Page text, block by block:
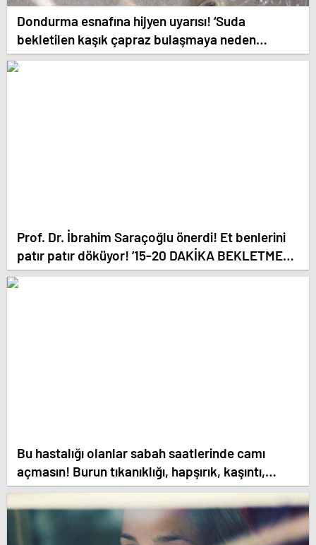
Dondurma esnafına hijyen uyarısı! ‘Suda
bekletilen kaşık çapraz bulaşmaya neden
olabilir’
Prof. Dr. İbrahim Saraçoğlu önerdi! Et benlerini
patır patır döküyor! ’15-20 DAKİKA BEKLETMEK
YETİYOR!’
Bu hastalığı olanlar sabah saatlerinde camı
açmasın! Burun tıkanıklığı, hapşırık, kaşıntı,
öksürük… Meğer tetikliyormuş